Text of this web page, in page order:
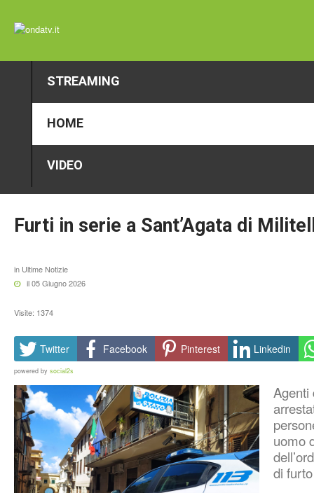
STREAMING
HOME
VIDEO
Furti in serie a Sant’Agata di
in Ultime Notizie
il 05 Giugno 2026
Visite: 1374
Twitter Facebook Pinterest Linkedin
powered by social2s
Agenti
uomo
di